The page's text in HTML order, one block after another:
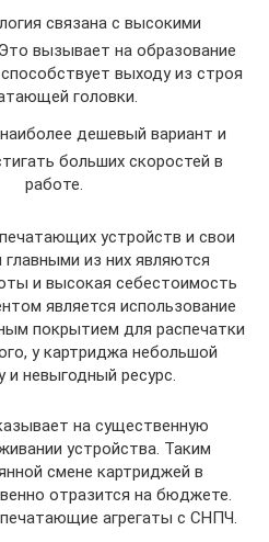
связана с высокими
вызывает на образование
выходу из строя
головки.
дешевый вариант и
больших скоростей в
работе.
устройств и свои
из них являются
и высокая себестоимость
является использование
покрытием для распечатки
у картриджа небольшой
и невыгодный ресурс.
на существенную
устройства. Таким
смене картриджей в
отразится на бюджете.
агрегаты с СНПЧ.